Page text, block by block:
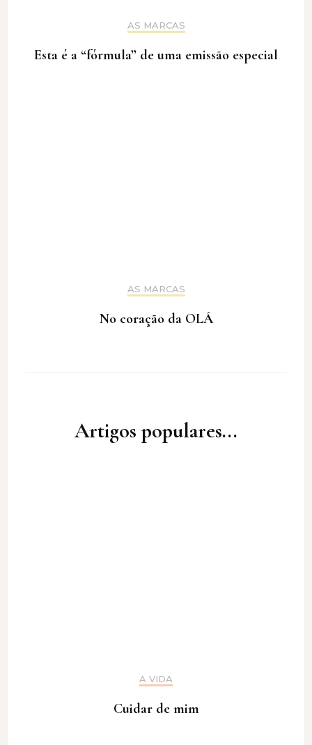
AS MARCAS
Esta é a “fórmula” de uma emissão especial
AS MARCAS
No coração da OLÁ
Artigos populares...
A VIDA
Cuidar de mim